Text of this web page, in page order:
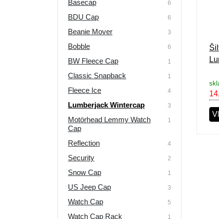
Výpredaj
Basecap 6
BDU Cap 6
Beanie Mover 3
Bobble 6
BW Fleece Cap 1
Classic Snapback 1
Fleece Ice 4
Lumberjack Wintercap 3
Motörhead Lemmy Watch
Cap
1
Reflection 4
Security 2
Snow Cap 1
US Jeep Cap 3
Watch Cap 5
Watch Cap Rack 1